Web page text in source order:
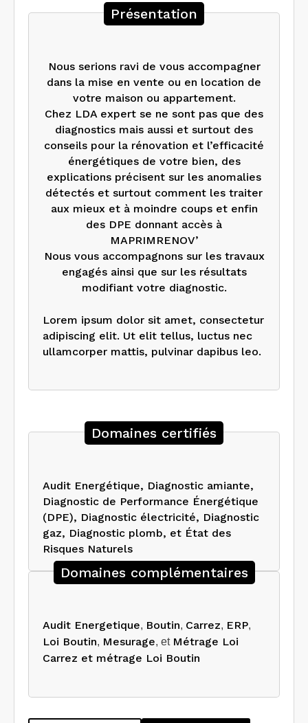
Présentation
Nous serions ravi de vous accompagner
dans la mise en vente ou en location de
votre maison ou appartement.
Chez LDA expert se ne sont pas que des
diagnostics mais aussi et surtout des
conseils pour la rénovation et l’efficacité
énergétiques de votre bien, des
explications précisent sur les anomalies
détectés et surtout comment les traiter
aux mieux et à moindre coups et enfin
des DPE donnant accès à
MAPRIMRENOV’
Nous vous accompagnons sur les travaux
engagés ainsi que sur les résultats
modifiant votre diagnostic.
Lorem ipsum dolor sit amet, consectetur
adipiscing elit. Ut elit tellus, luctus nec
ullamcorper mattis, pulvinar dapibus leo.
Domaines certifiés
Audit Energétique, Diagnostic amiante,
Diagnostic de Performance Énergétique
(DPE), Diagnostic électricité, Diagnostic
gaz, Diagnostic plomb, et État des
Risques Naturels
Domaines complémentaires
Audit Energetique, Boutin, Carrez, ERP,
Loi Boutin, Mesurage, et Métrage Loi
Carrez et métrage Loi Boutin